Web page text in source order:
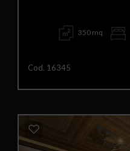
350 mq
Cod. 16345